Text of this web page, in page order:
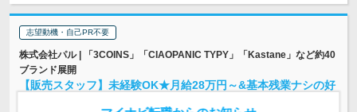
志望動機・自己PR不要
株式会社パル | 「3COINS」「CIAOPANIC TYPY」「Kastane」など約40
ブランド展開
【販売スタッフ】未経験OK★月給28万円～&基本残業ナシの好